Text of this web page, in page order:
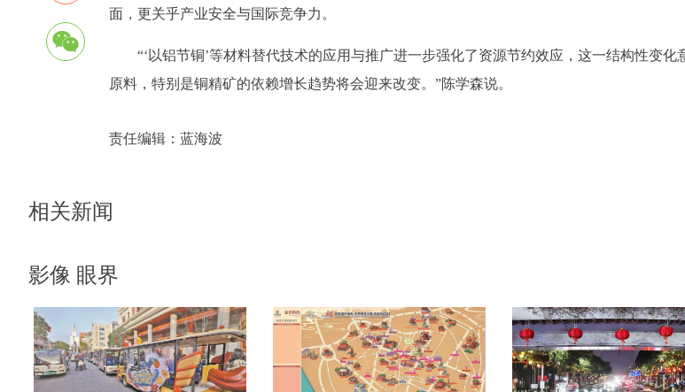
面，更关乎产业安全与国际竞争力。
“‘以铝节铜’等材料替代技术的应用与推广进一步强化了资源节约效应，这一结构性变化
原料，特别是铜精矿的依赖增长趋势将会迎来改变。”陈学森说。
责任编辑： 蓝海波
相关新闻
影像 眼界